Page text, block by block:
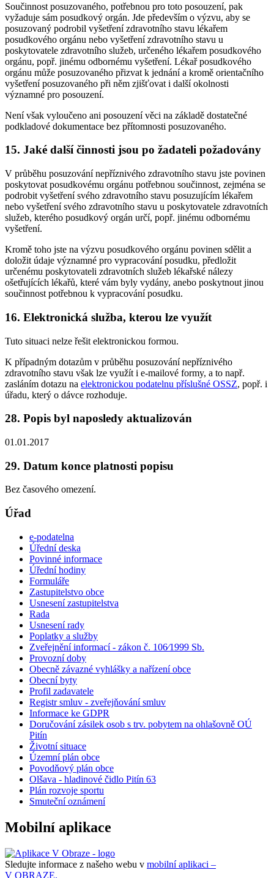
Součinnost posuzovaného, potřebnou pro toto posouzení, pak
vyžaduje sám posudkový orgán. Jde především o výzvu, aby se
posuzovaný podrobil vyšetření zdravotního stavu lékařem
posudkového orgánu nebo vyšetření zdravotního stavu u
poskytovatele zdravotního služeb, určeného lékařem posudkového
orgánu, popř. jinému odbornému vyšetření. Lékař posudkového
orgánu může posuzovaného přizvat k jednání a kromě orientačního
vyšetření posuzovaného při něm zjišťovat i další okolnosti
významné pro posouzení.
Není však vyloučeno ani posouzení věci na základě dostatečné
podkladové dokumentace bez přítomnosti posuzovaného.
15. Jaké další činnosti jsou po žadateli požadovány
V průběhu posuzování nepříznivého zdravotního stavu jste povinen
poskytovat posudkovému orgánu potřebnou součinnost, zejména se
podrobit vyšetření svého zdravotního stavu posuzujícím lékařem
nebo vyšetření svého zdravotního stavu u poskytovatele zdravotních
služeb, kterého posudkový orgán určí, popř. jinému odbornému
vyšetření.
Kromě toho jste na výzvu posudkového orgánu povinen sdělit a
doložit údaje významné pro vypracování posudku, předložit
určenému poskytovateli zdravotních služeb lékařské nálezy
ošetřujících lékařů, které vám byly vydány, anebo poskytnout jinou
součinnost potřebnou k vypracování posudku.
16. Elektronická služba, kterou lze využít
Tuto situaci nelze řešit elektronickou formou.
K případným dotazům v průběhu posuzování nepříznivého
zdravotního stavu však lze využít i e-mailové formy, a to např.
zasláním dotazu na elektronickou podatelnu příslušné OSSZ, popř. i
úřadu, který o dávce rozhoduje.
28. Popis byl naposledy aktualizován
01.01.2017
29. Datum konce platnosti popisu
Bez časového omezení.
Úřad
e-podatelna
Úřední deska
Povinné informace
Úřední hodiny
Formuláře
Zastupitelstvo obce
Usnesení zastupitelstva
Rada
Usnesení rady
Poplatky a služby
Zveřejnění informací - zákon č. 106⁄1999 Sb.
Provozní doby
Obecně závazné vyhlášky a nařízení obce
Obecní byty
Profil zadavatele
Registr smluv - zveřejňování smluv
Informace ke GDPR
Doručování zásilek osob s trv. pobytem na ohlašovně OÚ
Pitín
Životní situace
Územní plán obce
Povodňový plán obce
Olšava - hladinové čidlo Pitín 63
Plán rozvoje sportu
Smuteční oznámení
Mobilní aplikace
Sledujte informace z našeho webu v mobilní aplikaci –
V OBRAZE.